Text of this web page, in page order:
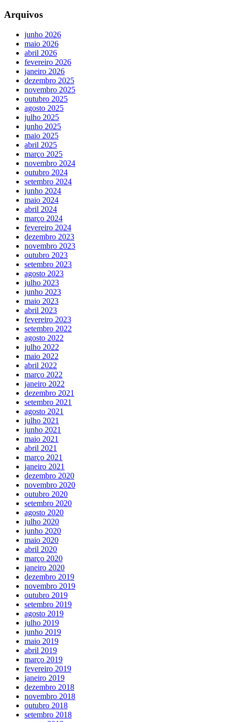
Arquivos
junho 2026
maio 2026
abril 2026
fevereiro 2026
janeiro 2026
dezembro 2025
novembro 2025
outubro 2025
agosto 2025
julho 2025
junho 2025
maio 2025
abril 2025
março 2025
novembro 2024
outubro 2024
setembro 2024
junho 2024
maio 2024
abril 2024
março 2024
fevereiro 2024
dezembro 2023
novembro 2023
outubro 2023
setembro 2023
agosto 2023
julho 2023
junho 2023
maio 2023
abril 2023
fevereiro 2023
setembro 2022
agosto 2022
julho 2022
maio 2022
abril 2022
março 2022
janeiro 2022
dezembro 2021
setembro 2021
agosto 2021
julho 2021
junho 2021
maio 2021
abril 2021
março 2021
janeiro 2021
dezembro 2020
novembro 2020
outubro 2020
setembro 2020
agosto 2020
julho 2020
junho 2020
maio 2020
abril 2020
março 2020
janeiro 2020
dezembro 2019
novembro 2019
outubro 2019
setembro 2019
agosto 2019
julho 2019
junho 2019
maio 2019
abril 2019
março 2019
fevereiro 2019
janeiro 2019
dezembro 2018
novembro 2018
outubro 2018
setembro 2018